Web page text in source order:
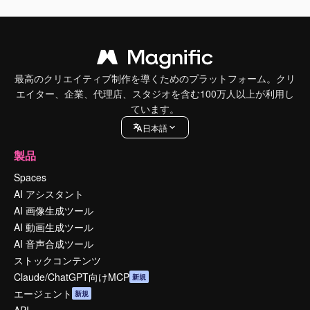
最高のクリエイティブ制作を導くためのプラットフォーム。クリ
エイター、企業、代理店、スタジオを含む100万人以上が利用し
ています。
日本語
製品
Spaces
AI アシスタント
AI 画像生成ツール
AI 動画生成ツール
AI 音声合成ツール
ストックコンテンツ
Claude/ChatGPT向けMCP 新規
エージェント 新規